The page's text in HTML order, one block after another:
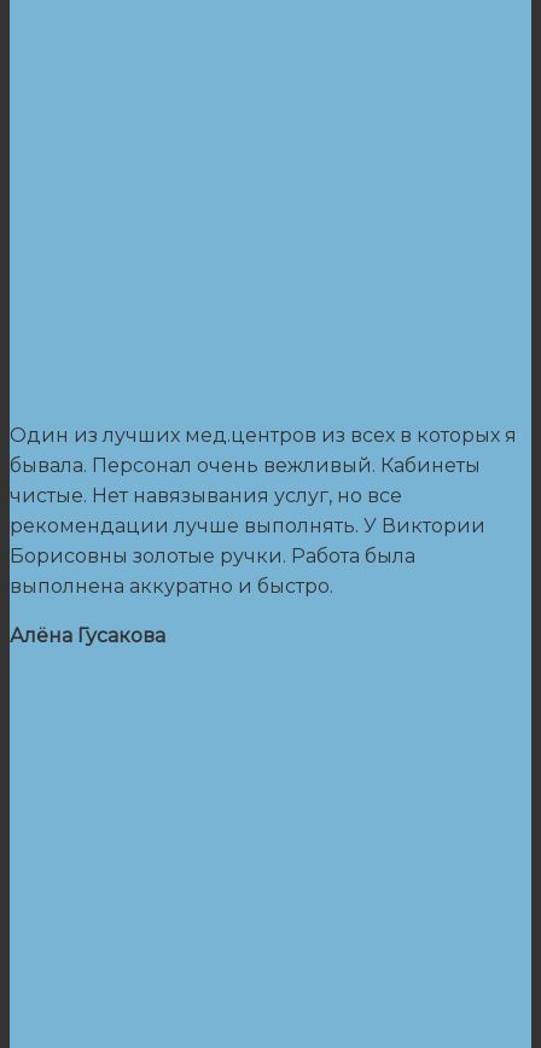
Один из лучших мед.центров из всех в которых я
бывала. Персонал очень вежливый. Кабинеты
чистые. Нет навязывания услуг, но все
рекомендации лучше выполнять. У Виктории
Борисовны золотые ручки. Работа была
выполнена аккуратно и быстро.
Алёна Гусакова